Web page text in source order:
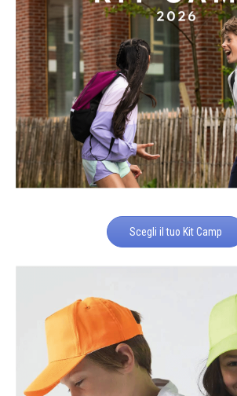
Scegli il tuo Kit Camp